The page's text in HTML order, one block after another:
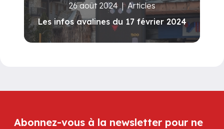
26 août 2024 | Articles
Les infos avalines du 17 février 2024
Abonnez-vous à la newsletter pour ne